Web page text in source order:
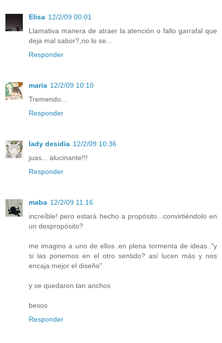
Elisa 12/2/09 00:01
Llamativa manera de atraer la atención o fallo garrafal que
deja mal sabor?,no lo se...
Responder
maria 12/2/09 10:10
Tremendo...
Responder
lady desidia 12/2/09 10:36
juas... alucinante!!!
Responder
maba 12/2/09 11:16
increíble! pero estará hecho a propósito...convirtiéndolo en
un despropósito?
me imagino a uno de ellos..en plena tormenta de ideas.."y
si las ponemos en el otro sentido? así lucen más y nos
encaja mejor el diseño"
y se quedaron tan anchos
besos
Responder